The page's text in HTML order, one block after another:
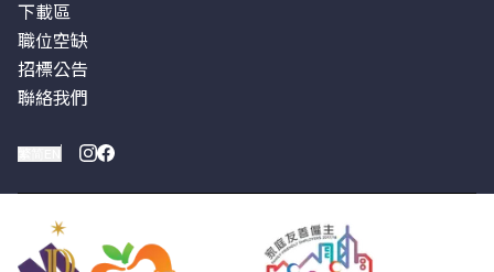
下載區
職位空缺
招標公告
聯絡我們